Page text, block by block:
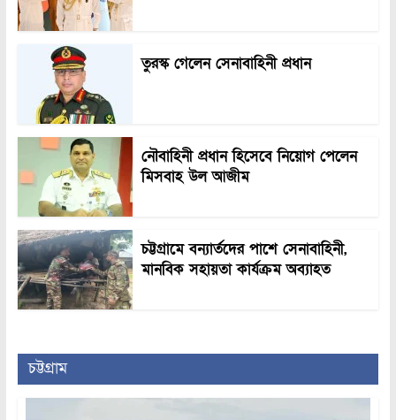
তুরস্ক গেলেন সেনাবাহিনী প্রধান
নৌবাহিনী প্রধান হিসেবে নিয়োগ পেলেন
মিসবাহ উল আজীম
চট্টগ্রামে বন্যার্তদের পাশে সেনাবাহিনী,
মানবিক সহায়তা কার্যক্রম অব্যাহত
চট্টগ্রাম